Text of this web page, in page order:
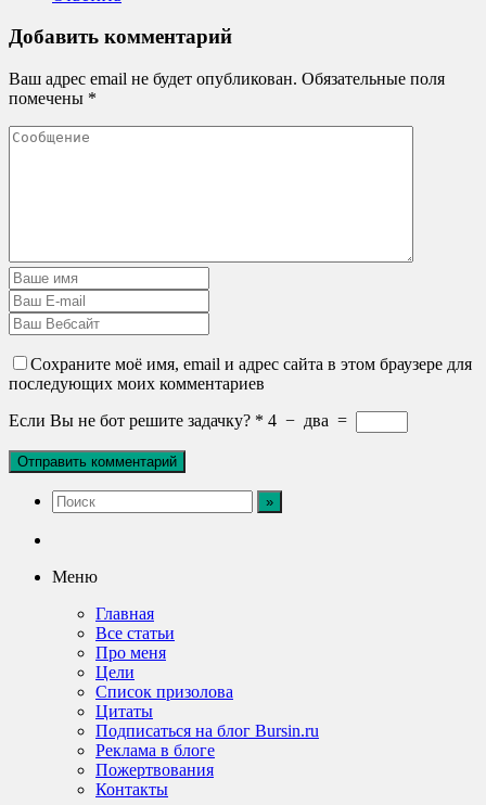
Добавить комментарий
Ваш адрес email не будет опубликован. Обязательные поля
помечены *
Сохраните моё имя, email и адрес сайта в этом браузере для
последующих моих комментариев
Если Вы не бот решите задачку? * 4 − два =
Меню
Главная
Все статьи
Про меня
Цели
Список призолова
Цитаты
Подписаться на блог Bursin.ru
Реклама в блоге
Пожертвования
Контакты